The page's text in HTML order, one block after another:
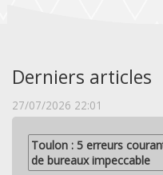
Derniers articles
27/07/2026 22:01
Toulon : 5 erreurs
de bureaux impeccable